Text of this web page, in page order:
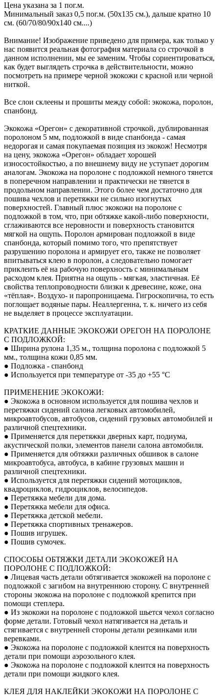
Цена указана за 1 пог.м.
Минимальный заказ 0,5 пог.м. (50х135 см.), дальше кратно 10
см. (60/70/80/90х140 см....)
Внимание! Изображение приведено для примера, как только у
нас появится реальная фотография материала со строчкой в
данном исполнении, мы ее заменим. Чтобы сориентироваться,
как будет выглядеть строчка в действительности, можно
посмотреть на примере черной экокожи с красной или черной
ниткой.
Все слои склеены и прошиты между собой: экокожа, поролон,
спанбонд.
Экокожа «Орегон» с декоративной строчкой, дублированная
поролоном 5 мм, подложкой в виде спанбонда - самая
недорогая и самая покупаемая позиция из экокож! Несмотря
на цену, экокожа «Орегон» обладает хорошей
износостойкостью, а по внешнему виду не уступает дорогим
аналогам. Экокожа на поролоне с подложкой немного тянется
в поперечном направлении и практически не тянется в
продольном направлении. Этого более чем достаточно для
пошива чехлов и перетяжки не сильно изогнутых
поверхностей. Главный плюс экокожи на поролоне с
подложкой в том, что, при обтяжке какой-либо поверхности,
сглаживаются все неровности и поверхность становится
мягкой на ощупь. Поролон армирован подложкой в виде
спанбонда, который помимо того, что препятствует
разрушению поролона и армирует его, также не позволяет
впитываться клею в поролон, а следовательно помогает
приклеить её на рабочую поверхность с минимальным
расходом клея. Приятна на ощупь - мягкая, эластичная. Её
свойства теплопроводности близки к древесине, коже, она
«тёплая». Воздухо- и паропроницаема. Гигроскопична, то есть
поглощает водяные пары. Неаллергенна, т. к. ничего из себя
не выделяет в процессе эксплуатации.
КРАТКИЕ ДАННЫЕ ЭКОКОЖИ ОРЕГОН НА ПОРОЛОНЕ
С ПОДЛОЖКОЙ:
● Ширина рулона 1,35 м., толщина поролона с подложкой 5
мм., толщина кожи 0,85 мм.
● Подложка - спанбонд
● Используется при температуре от -35 до +55 °С
ПРИМЕНЕНИЕ ЭКОКОЖИ:
● Экокожа в основном используется для пошива чехлов и
перетяжки сидений салона легковых автомобилей,
микроавтобусов, автобусов, сидений грузовых автомобилей и
различной спецтехники.
● Применяется для перетяжки дверных карт, подиума,
акустической полки, элементов панели салона автомобиля.
● Применяется для обтяжки различных обшивок в салоне
микроавтобуса, автобуса, в кабине грузовых машин и
различной спецтехники.
● Используется для перетяжки сидений мотоциклов,
квадроциклов, гидроциклов, велосипедов.
● Перетяжка мебели для дома.
● Перетяжка мебели для офиса.
● Перетяжка детской мебели.
● Перетяжка спортивных тренажеров.
● Пошив игрушек.
● Пошив сумочек.
СПОСОБЫ ОБТЯЖКИ ДЕТАЛИ ЭКОКОЖЕЙ НА
ПОРОЛОНЕ С ПОДЛОЖКОЙ:
● Лицевая часть детали обтягивается экокожей на поролоне с
подложкой с загибом на внутреннюю сторону. С внутренней
стороны экокожа на поролоне с подложкой крепится при
помощи степлера.
● Из экокожи на поролоне с подложкой шьется чехол согласно
форме детали. Готовый чехол натягивается на деталь и
стягивается с внутренней стороны детали резинками или
веревками.
● Экокожа на поролоне с подложкой клеится на поверхность
детали при помощи аэрозольного клея.
● Экокожа на поролоне с подложкой клеится на поверхность
детали при помощи жидкого клея.
КЛЕЯ ДЛЯ НАКЛЕЙКИ ЭКОКОЖИ НА ПОРОЛОНЕ С